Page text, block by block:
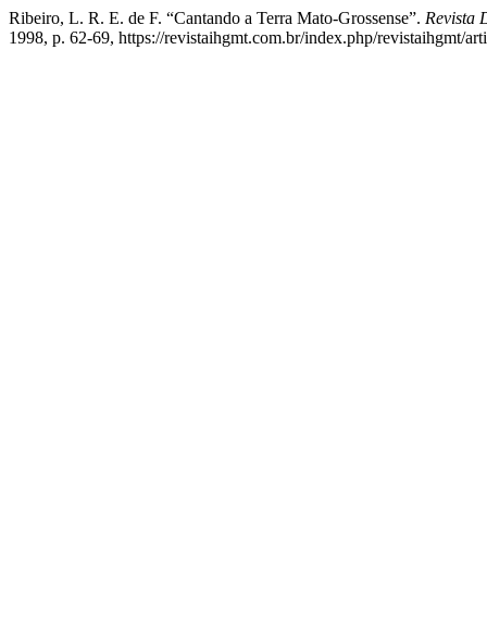
Ribeiro, L. R. E. de F. “Cantando a Terra Mato-Grossense”. Revista
1998, p. 62-69, https://revistaihgmt.com.br/index.php/revistaihgmt/